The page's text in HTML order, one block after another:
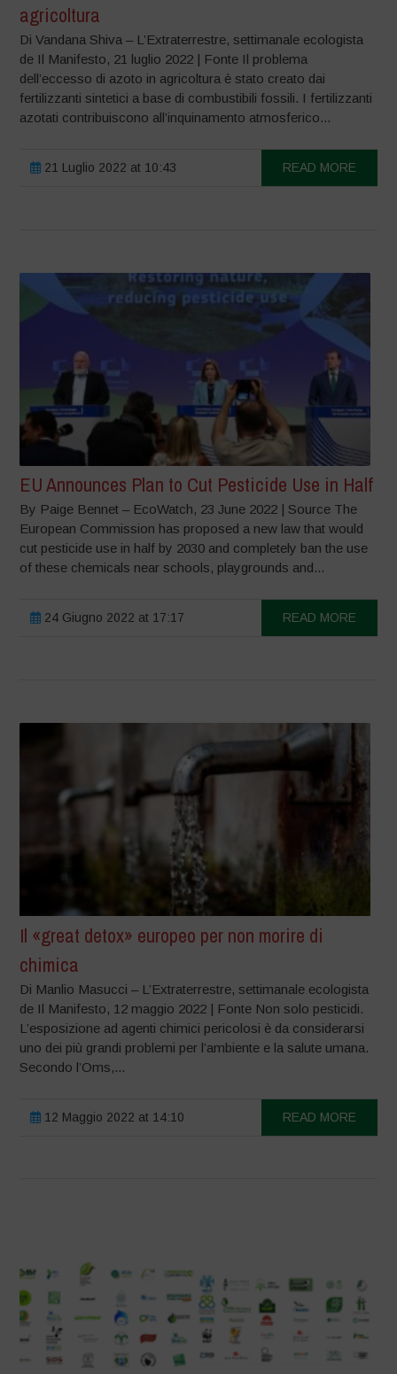
agricoltura
Di Vandana Shiva – L’Extraterrestre, settimanale ecologista
de Il Manifesto, 21 luglio 2022 | Fonte Il problema
dell’eccesso di azoto in agricoltura è stato creato dai
fertilizzanti sintetici a base di combustibili fossili. I fertilizzanti
azotati contribuiscono all’inquinamento atmosferico...
21 Luglio 2022 at 10:43 READ MORE
EU Announces Plan to Cut Pesticide Use in Half
By Paige Bennet – EcoWatch, 23 June 2022 | Source The
European Commission has proposed a new law that would
cut pesticide use in half by 2030 and completely ban the use
of these chemicals near schools, playgrounds and...
24 Giugno 2022 at 17:17 READ MORE
Il «great detox» europeo per non morire di
chimica
Di Manlio Masucci – L’Extraterrestre, settimanale ecologista
de Il Manifesto, 12 maggio 2022 | Fonte Non solo pesticidi.
L’esposizione ad agenti chimici pericolosi è da considerarsi
uno dei più grandi problemi per l’ambiente e la salute umana.
Secondo l’Oms,...
12 Maggio 2022 at 14:10 READ MORE